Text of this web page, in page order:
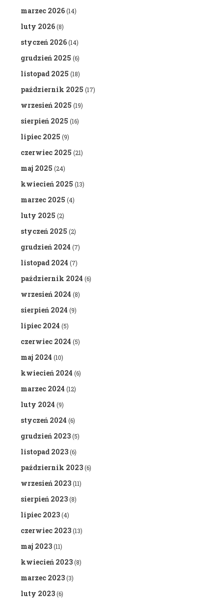
marzec 2026(14)
luty 2026(8)
styczeń 2026(14)
grudzień 2025 (6)
listopad 2025 (18)
październik 2025 (17)
wrzesień 2025 (19)
sierpień 2025 (16)
lipiec 2025 (9)
czerwiec 2025 (21)
maj 2025 (24)
kwiecień 2025 (13)
marzec 2025 (4)
luty 2025 (2)
styczeń 2025 (2)
grudzień 2024 (7)
listopad 2024 (7)
październik 2024 (6)
wrzesień 2024 (8)
sierpień 2024 (9)
lipiec 2024 (5)
czerwiec 2024 (5)
maj 2024 (10)
kwiecień 2024 (6)
marzec 2024 (12)
luty 2024 (9)
styczeń 2024 (6)
grudzień 2023(5)
listopad 2023(6)
październik 2023(6)
wrzesień 2023(11)
sierpień 2023(8)
lipiec 2023(4)
czerwiec 2023(13)
maj 2023(11)
kwiecień 2023(8)
marzec 2023(3)
luty 2023(6)